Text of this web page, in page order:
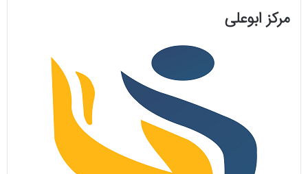
مرکز ابوعلی